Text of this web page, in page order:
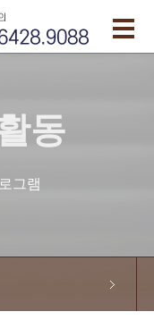
동
그램